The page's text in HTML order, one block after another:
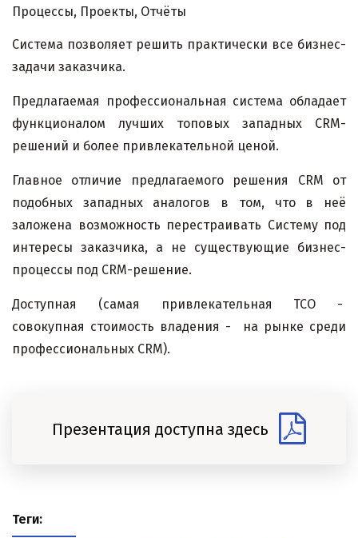
Процессы, Проекты, Отчёты
Система позволяет решить практически все бизнес-
задачи заказчика.
Предлагаемая профессиональная система обладает
функционалом лучших топовых западных CRM-
решений и более привлекательной ценой.
Главное отличие предлагаемого решения CRM от
подобных западных аналогов в том, что в неё
заложена возможность перестраивать Систему под
интересы заказчика, а не существующие бизнес-
процессы под CRM-решение.
Доступная (самая привлекательная ТСО -
совокупная стоимость владения - на рынке среди
профессиональных CRM).
Презентация доступна здесь
Теги: